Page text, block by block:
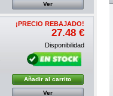
Ver
¡PRECIO REBAJADO!
27.48 €
Disponibilidad
Añadir al carrito
Ver